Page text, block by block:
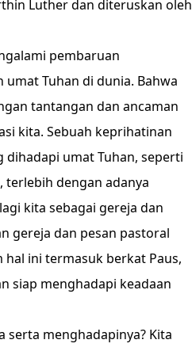
Luther dan diteruskan oleh
pembaruan
Tuhan di dunia. Bahwa
tantangan dan ancaman
kita. Sebuah keprihatinan
umat Tuhan, seperti
terlebih dengan adanya
kita sebagai gereja dan
gereja dan pesan pastoral
ini termasuk berkat Paus,
siap menghadapi keadaan
serta menghadapinya? Kita